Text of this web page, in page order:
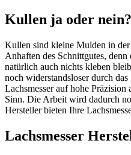
Kullen ja oder nein?
Kullen sind kleine Mulden in
Anhaften des Schnittgutes,
natürlich auch nichts kleben
noch widerstandsloser durch
Lachsmesser auf hohe
Sinn. Die Arbeit wird dadurch
Hersteller bieten Ihre
Lachsmesser